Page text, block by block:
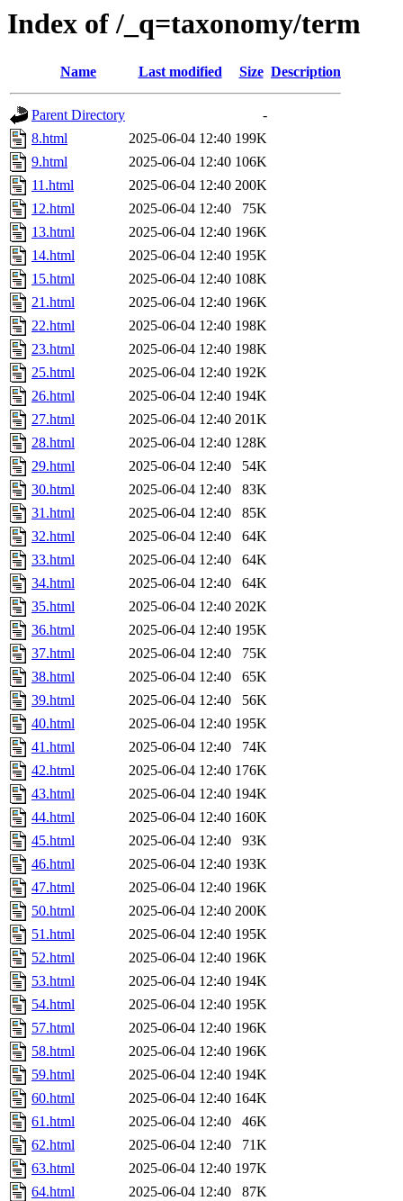
Index of /_q=taxonomy/term
Name Last modified Size Description
Parent Directory
-
8.html
2025-06-04 12:40 199K
9.html
2025-06-04 12:40 106K
11.html
2025-06-04 12:40 200K
12.html
2025-06-04 12:40
75K
13.html
2025-06-04 12:40 196K
14.html
2025-06-04 12:40 195K
15.html
2025-06-04 12:40 108K
21.html
2025-06-04 12:40 196K
22.html
2025-06-04 12:40 198K
23.html
2025-06-04 12:40 198K
25.html
2025-06-04 12:40 192K
26.html
2025-06-04 12:40 194K
27.html
2025-06-04 12:40 201K
28.html
2025-06-04 12:40 128K
29.html
2025-06-04 12:40
54K
30.html
2025-06-04 12:40
83K
31.html
2025-06-04 12:40
85K
32.html
2025-06-04 12:40
64K
33.html
2025-06-04 12:40
64K
34.html
2025-06-04 12:40
64K
35.html
2025-06-04 12:40 202K
36.html
2025-06-04 12:40 195K
37.html
2025-06-04 12:40
75K
38.html
2025-06-04 12:40
65K
39.html
2025-06-04 12:40
56K
40.html
2025-06-04 12:40 195K
41.html
2025-06-04 12:40
74K
42.html
2025-06-04 12:40 176K
43.html
2025-06-04 12:40 194K
44.html
2025-06-04 12:40 160K
45.html
2025-06-04 12:40
93K
46.html
2025-06-04 12:40 193K
47.html
2025-06-04 12:40 196K
50.html
2025-06-04 12:40 200K
51.html
2025-06-04 12:40 195K
52.html
2025-06-04 12:40 196K
53.html
2025-06-04 12:40 194K
54.html
2025-06-04 12:40 195K
57.html
2025-06-04 12:40 196K
58.html
2025-06-04 12:40 196K
59.html
2025-06-04 12:40 194K
60.html
2025-06-04 12:40 164K
61.html
2025-06-04 12:40
46K
62.html
2025-06-04 12:40
71K
63.html
2025-06-04 12:40 197K
64.html
2025-06-04 12:40
87K